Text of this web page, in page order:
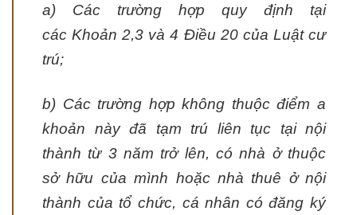
a) Các trường hợp quy định tại
các Khoản 2,3 và 4 Điều 20 của Luật cư
trú;
b) Các trường hợp không thuộc điểm a
khoản này đã tạm trú liên tục tại nội
thành từ 3 năm trở lên, có nhà ở thuộc
sở hữu của mình hoặc nhà thuê ở nội
thành của tổ chức, cá nhân có đăng ký